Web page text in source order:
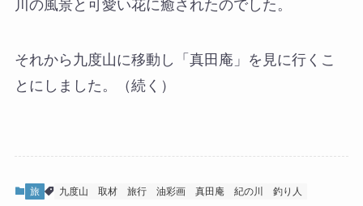
川の風景と可愛い花に癒されたのでした。
それから九度山に移動し「真田庵」を見に行くこ
とにしました。（続く）
旅 九度山 取材 旅行 油彩画 真田庵 紀の川 釣り人